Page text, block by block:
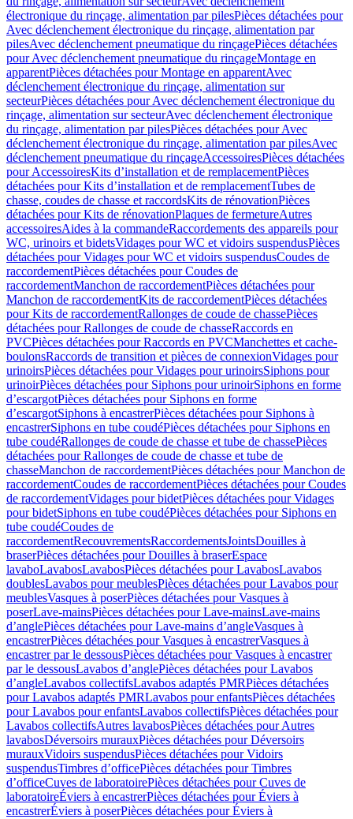
électronique du rinçage, alimentation par pilesPièces détachées pour
Avec déclenchement électronique du rinçage, alimentation par
pilesAvec déclenchement pneumatique du rinçagePièces détachées
pour Avec déclenchement pneumatique du rinçageMontage en
apparentPièces détachées pour Montage en apparentAvec
déclenchement électronique du rinçage, alimentation sur
secteurPièces détachées pour Avec déclenchement électronique du
rinçage, alimentation sur secteurAvec déclenchement électronique
du rinçage, alimentation par pilesPièces détachées pour Avec
déclenchement électronique du rinçage, alimentation par pilesAvec
déclenchement pneumatique du rinçageAccessoiresPièces détachées
pour AccessoiresKits d’installation et de remplacementPièces
détachées pour Kits d’installation et de remplacementTubes de
chasse, coudes de chasse et raccordsKits de rénovationPièces
détachées pour Kits de rénovationPlaques de fermetureAutres
accessoiresAides à la commandeRaccordements des appareils pour
WC, urinoirs et bidetsVidages pour WC et vidoirs suspendusPièces
détachées pour Vidages pour WC et vidoirs suspendusCoudes de
raccordementPièces détachées pour Coudes de
raccordementManchon de raccordementPièces détachées pour
Manchon de raccordementKits de raccordementPièces détachées
pour Kits de raccordementRallonges de coude de chassePièces
détachées pour Rallonges de coude de chasseRaccords en
PVCPièces détachées pour Raccords en PVCManchettes et cache-
boulonsRaccords de transition et pièces de connexionVidages pour
urinoirsPièces détachées pour Vidages pour urinoirsSiphons pour
urinoirPièces détachées pour Siphons pour urinoirSiphons en forme
d’escargotPièces détachées pour Siphons en forme
d’escargotSiphons à encastrerPièces détachées pour Siphons à
encastrerSiphons en tube coudéPièces détachées pour Siphons en
tube coudéRallonges de coude de chasse et tube de chassePièces
détachées pour Rallonges de coude de chasse et tube de
chasseManchon de raccordementPièces détachées pour Manchon de
raccordementCoudes de raccordementPièces détachées pour Coudes
de raccordementVidages pour bidetPièces détachées pour Vidages
pour bidetSiphons en tube coudéPièces détachées pour Siphons en
tube coudéCoudes de
raccordementRecouvrementsRaccordementsJointsDouilles à
braserPièces détachées pour Douilles à braserEspace
lavaboLavabosLavabosPièces détachées pour LavabosLavabos
doublesLavabos pour meublesPièces détachées pour Lavabos pour
meublesVasques à poserPièces détachées pour Vasques à
poserLave-mainsPièces détachées pour Lave-mainsLave-mains
d’anglePièces détachées pour Lave-mains d’angleVasques à
encastrerPièces détachées pour Vasques à encastrerVasques à
encastrer par le dessousPièces détachées pour Vasques à encastrer
par le dessousLavabos d’anglePièces détachées pour Lavabos
d’angleLavabos collectifsLavabos adaptés PMRPièces détachées
pour Lavabos adaptés PMRLavabos pour enfantsPièces détachées
pour Lavabos pour enfantsLavabos collectifsPièces détachées pour
Lavabos collectifsAutres lavabosPièces détachées pour Autres
lavabosDéversoirs murauxPièces détachées pour Déversoirs
murauxVidoirs suspendusPièces détachées pour Vidoirs
suspendusTimbres dʼofficePièces détachées pour Timbres
dʼofficeCuves de laboratoirePièces détachées pour Cuves de
laboratoireÉviers à encastrerPièces détachées pour Éviers à
encastrerÉviers à poserPièces détachées pour Éviers à